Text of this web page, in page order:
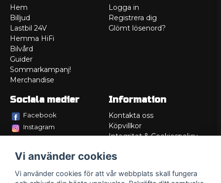
Hem
Billjud
Lastbil 24V
Hemma HiFi
Bilvård
Guider
Sommarkampanj!
Merchandise
Logga in
Registrera dig
Glömt lösenord?
Sociala medier
Facebook
Instagram
Information
Kontakta oss
Köpvillkor
Integritet & Cookiespolicy
Service/Garanti
Lådritning
Vi använder cookies
Vi använder cookies för att vår webbplats skall fungera